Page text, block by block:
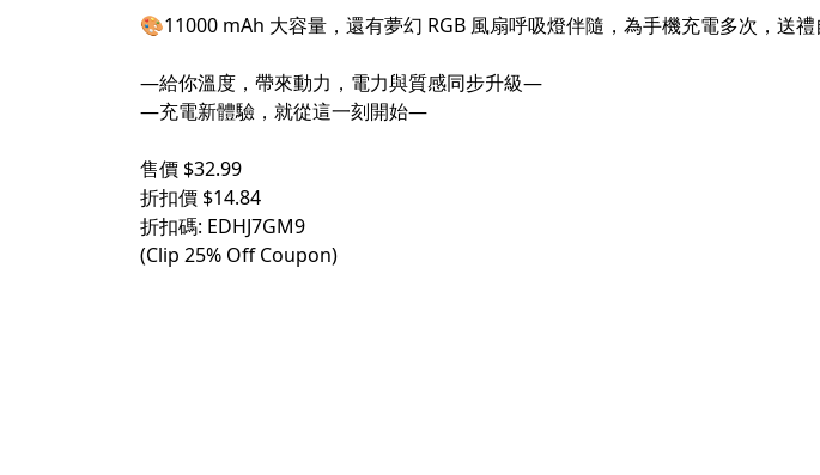
🎨11000 mAh 大容量，還有夢幻 RGB 風扇呼吸燈伴隨，為手機充電多次，送禮
—給你溫度，帶來動力，電力與質感同步升級—
—充電新體驗，就從這一刻開始—
售價 $32.99
折扣價 $14.84
折扣碼: EDHJ7GM9
(Clip 25% Off Coupon)